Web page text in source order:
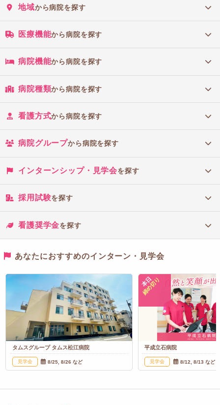
地域から病院を探す
医療機能から病院を探す
病院機能から病院を探す
病院種類から病院を探す
看護方式から病院を探す
病院グループから病院を探す
インターンシップ・見学会を探す
採用試験を探す
看護奨学金を探す
あなたにおすすめのインターン・見学会
タムスグループ タムス松江病院
見学会 8/25, 8/26 など
本日
締め切り
平成立石病院
見学会 8/12, 8/13 など